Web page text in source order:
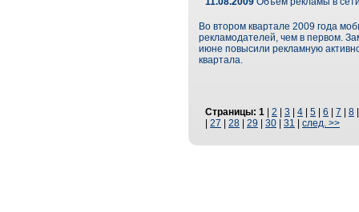
Во втором квартале 2009 года
рекламодателей, чем в первом.
июне повысили рекламную
квартала.
Страницы: 1 2 3 4 5 6 7 8
27 28 29 30 31 след. >>